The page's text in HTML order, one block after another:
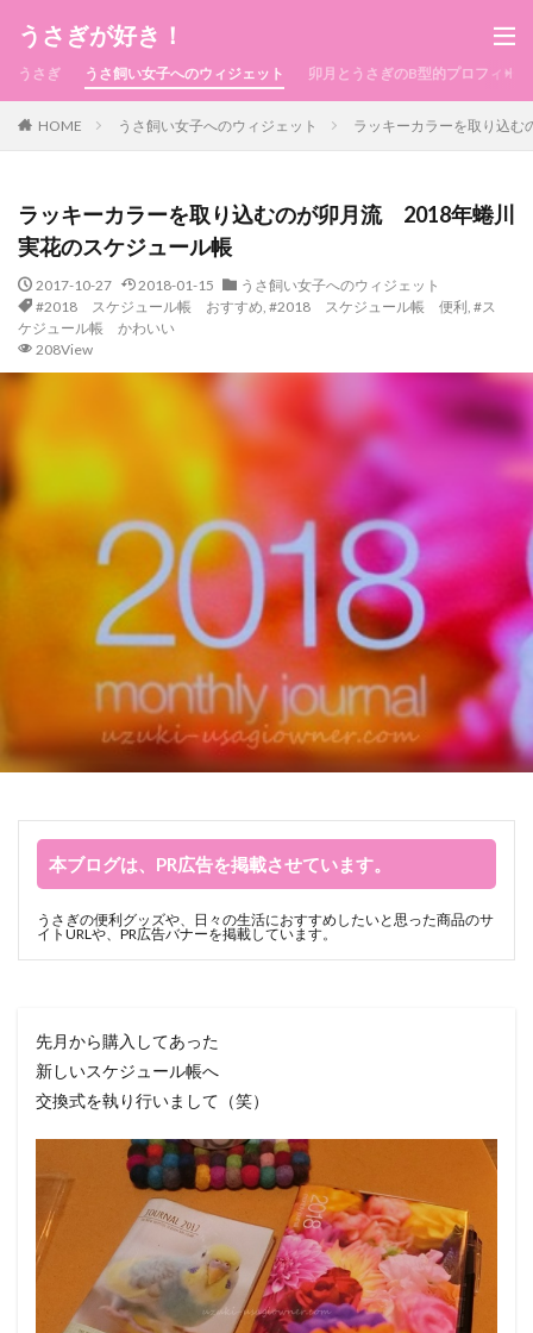
うさぎが好き！
うさぎ うさ飼い女子へのウィジェット 卯月とうさぎのB型的プロフィール
HOME うさ飼い女子へのウィジェット ラッキーカラーを取り込
ラッキーカラーを取り込むのが卯月流 2018年蜷川
実花のスケジュール帳
2017-10-27 2018-01-15
うさ飼い女子へのウィジェット
#2018 スケジュール帳 おすすめ, #2018 スケジュール帳 便利, #ス
ケジュール帳 かわいい
208View
本ブログは、PR広告を掲載させています。
うさぎの便利グッズや、日々の生活におすすめしたいと思った商品のサ
イトURLや、PR広告バナーを掲載しています。
先月から購入してあった
新しいスケジュール帳へ
交換式を執り行いまして（笑）